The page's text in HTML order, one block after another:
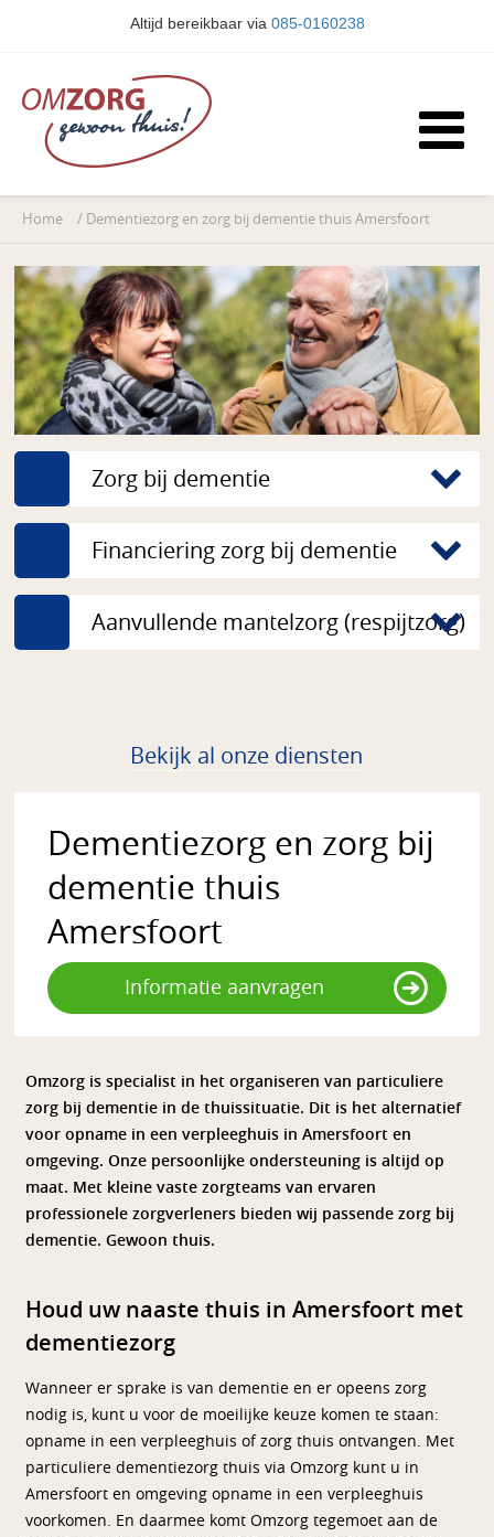
Altijd bereikbaar via 085-0160238
Home / Dementiezorg en zorg bij dementie thuis Amersfoort
Dementiezorg en zorg bij
dementie thuis
Amersfoort
Informatie aanvragen
Omzorg is specialist in het organiseren van particuliere
zorg bij dementie in de thuissituatie. Dit is het alternatief
voor opname in een verpleeghuis in Amersfoort en
omgeving. Onze persoonlijke ondersteuning is altijd op
maat. Met kleine vaste zorgteams van ervaren
professionele zorgverleners bieden wij passende zorg bij
dementie. Gewoon thuis.
Houd uw naaste thuis in Amersfoort met
dementiezorg
Wanneer er sprake is van dementie en er opeens zorg
nodig is, kunt u voor de moeilijke keuze komen te staan:
opname in een verpleeghuis of zorg thuis ontvangen. Met
particuliere dementiezorg thuis via Omzorg kunt u in
Amersfoort en omgeving opname in een verpleeghuis
voorkomen. En daarmee komt Omzorg tegemoet aan de
Zorg bij dementie
Financiering zorg bij dementie
Aanvullende mantelzorg (respijtzorg)
Bekijk al onze diensten